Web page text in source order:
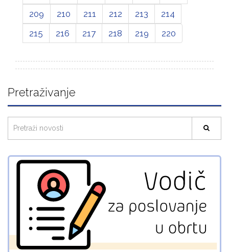
209
210 211 212 213
214
215
216 217 218 219 220
Pretraživanje